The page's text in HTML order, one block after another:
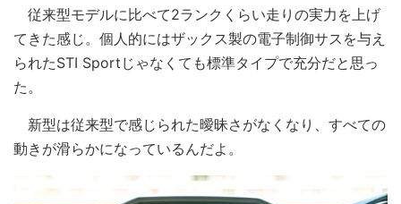
従来型モデルに比べて2ランクくらい走りの実力を上げ
てきた感じ。個人的にはザックス製の電子制御サスを与え
られたSTI Sportじゃなくても標準タイプで充分だと思っ
た。
新型は従来型で感じられた曖昧さがなくなり、すべての
動きが滑らかになっているんだよ。